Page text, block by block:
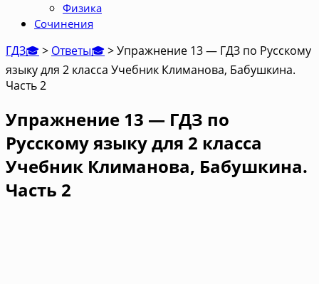
Физика
Сочинения
ГДЗ🎓> Ответы🎓>Упражнение 13 — ГДЗ по Русскому
языку для 2 класса Учебник Климанова, Бабушкина.
Часть 2
Упражнение 13 — ГДЗ по
Русскому языку для 2 класса
Учебник Климанова, Бабушкина.
Часть 2